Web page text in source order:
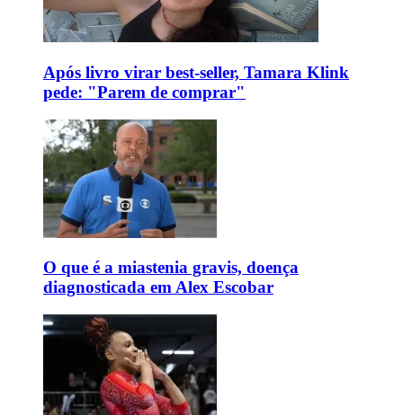
Após livro virar best-seller, Tamara Klink
pede: "Parem de comprar"
O que é a miastenia gravis, doença
diagnosticada em Alex Escobar